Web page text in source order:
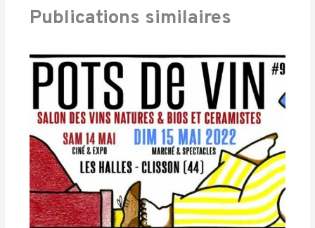
Publications similaires